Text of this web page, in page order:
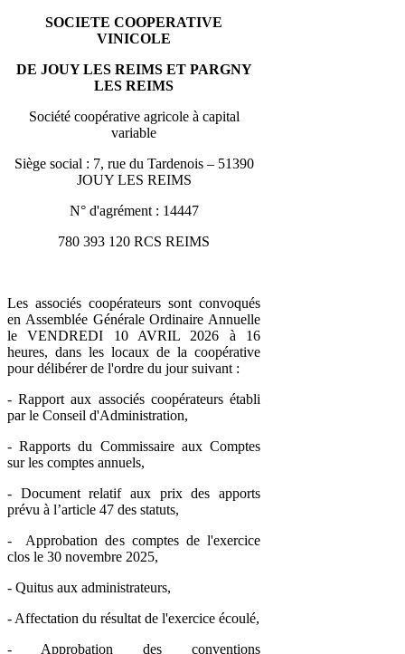
SOCIETE COOPERATIVE
VINICOLE
DE JOUY LES REIMSET PARGNY
LES REIMS
Société coopérative agricole à capital
variable
Siège social : 7, rue du Tardenois – 51390
JOUY LES REIMS
N° d'agrément : 14447
780 393 120 RCS REIMS
Les associés coopérateurs sont convoqués
en Assemblée Générale Ordinaire Annuelle
le VENDREDI 10 AVRIL 2026 à 16
heures, dans les locaux de la coopérative
pour délibérer de l'ordre du jour suivant :
- Rapport aux associés coopérateurs établi
par le Conseil d'Administration,
- Rapports du Commissaire aux Comptes
sur les comptes annuels,
- Document relatif aux prix des apports
prévu à l’article 47 des statuts,
- Approbation des comptes de l'exercice
clos le 30 novembre 2025,
- Quitus aux administrateurs,
- Affectation du résultat de l'exercice écoulé,
- Approbation des conventions